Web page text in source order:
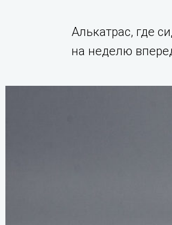
Алькатрас, где
на неделю